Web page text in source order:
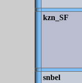
kzn_SF
snbel